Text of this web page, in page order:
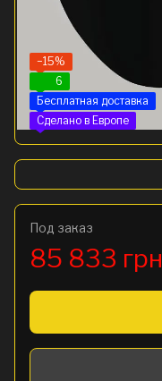
−15%
6
Бесплатная доставка
Сделано в Европе
Под заказ
85 833 грн